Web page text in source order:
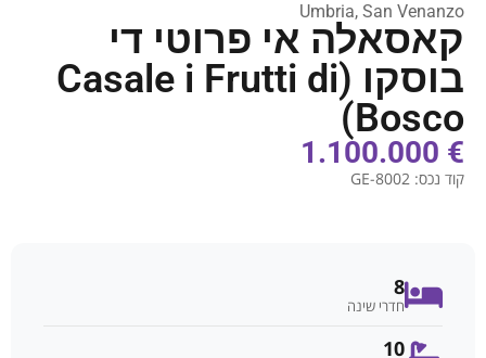
Umbria, San Venanzo
קאסאלה אי פרוטי די
בוסקו (Casale i Frutti di
Bosco)
€ 1.100.000
קוד נכס: GE-8002
8
חדרי שינה
10